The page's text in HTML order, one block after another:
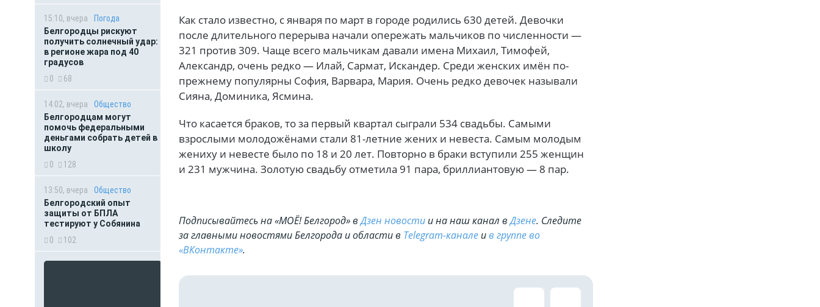
15:10, вчера
Погода
Белгородцы рискуют
получить солнечный удар:
в регионе жара под 40
градусов
0
68
14:02, вчера
Общество
Белгородцам могут
помочь федеральными
деньгами собрать детей в
школу
0
128
13:50, вчера
Общество
Белгородский опыт
защиты от БПЛА
тестируют у Собянина
0
102
Как стало известно, с января по март в городе родились 630 детей. Девочки
после длительного перерыва начали опережать мальчиков по численности —
321 против 309. Чаще всего мальчикам давали имена Михаил, Тимофей,
Александр, очень редко — Илай, Сармат, Искандер. Среди женских имён по-
прежнему популярны София, Варвара, Мария. Очень редко девочек называли
Сияна, Доминика, Ясмина.
Что касается браков, то за первый квартал сыграли 534 свадьбы. Самыми
взрослыми молодожёнами стали 81-летние жених и невеста. Самым молодым
жениху и невесте было по 18 и 20 лет. Повторно в браки вступили 255 женщин
и 231 мужчина. Золотую свадьбу отметила 91 пара, бриллиантовую — 8 пар.
Подписывайтесь на «МОЁ! Белгород» вДзен новости и на наш канал вДзене. Cледите
за главными новостями Белгорода и области в Telegram-канале ив группе во
«ВКонтакте».